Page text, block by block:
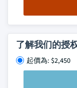
了解我们的授
起價為: $2,450